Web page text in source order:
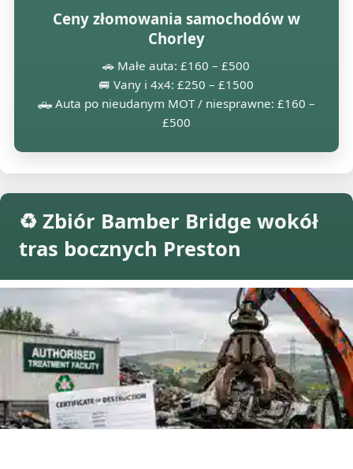
Ceny złomowania samochodów w
Chorley
🚗 Małe auta: £160 – £500
🚐 Vany i 4x4: £250 – £1500
🛻 Auta po nieudanym MOT / niesprawne: £160 –
£500
♻️ Zbiór Bamber Bridge wokół
tras bocznych Preston